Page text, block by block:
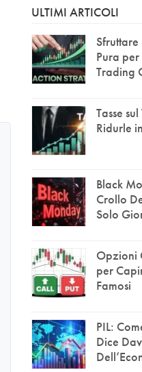
ULTIMI ARTICOLI
Pura
Trading
Tasse
Ridurle
Black
Crollo
Solo
Opzioni
per
Famosi
PIL:
Dice